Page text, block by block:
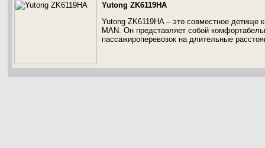
Yutong ZK6119HA
Yutong ZK6119HA – это совместное детище
MAN. Он представляет собой
пассажироперевозок на длительные